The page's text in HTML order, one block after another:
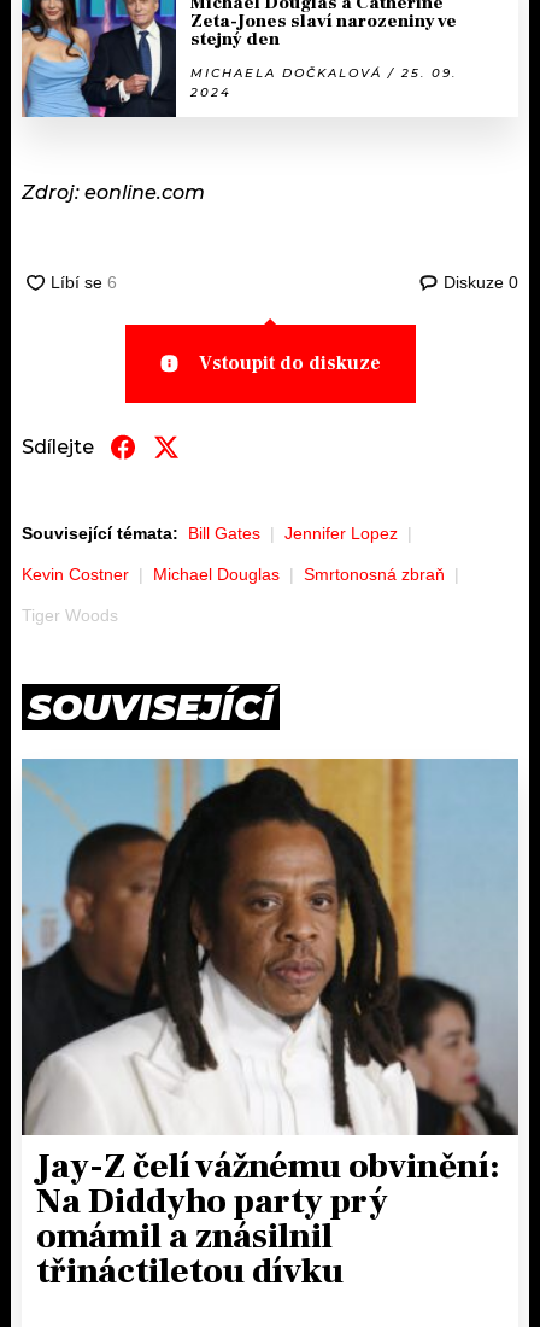
Zeta-Jones slaví narozeniny ve
stejný den
MICHAELA DOČKALOVÁ / 25. 09.
2024
Zdroj: eonline.com
Diskuze 0
Vstoupit do diskuze
Sdílejte
Související témata: Bill Gates Jennifer Lopez
Kevin Costner Michael Douglas Smrtonosná zbraň
Tiger Woods
SOUVISEJÍCÍ
Jay-Z čelí vážnému obvinění:
Na Diddyho party prý
omámil a znásilnil
třináctiletou dívku